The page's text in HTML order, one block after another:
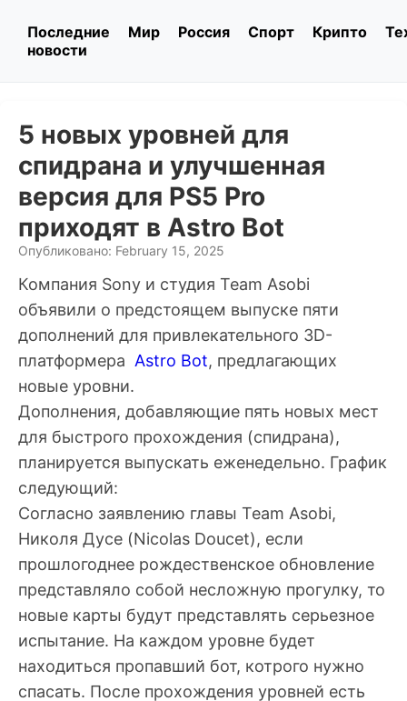
Последние
новости
Мир Россия Спорт Крипто
5 новых уровней для
спидрана и улучшенная
версия для PS5 Pro
приходят в Astro Bot
Опубликовано: February 15, 2025
Компания Sony и студия Team Asobi
объявили о предстоящем выпуске пяти
дополнений для привлекательного 3D-
платформера Astro Bot, предлагающих
новые уровни.
Дополнения, добавляющие пять новых мест
для быстрого прохождения (спидрана),
планируется выпускать еженедельно. График
следующий:
Согласно заявлению главы Team Asobi,
Николя Дусе (Nicolas Doucet), если
прошлогоднее рождественское обновление
представляло собой несложную прогулку, то
новые карты будут представлять серьезное
испытание. На каждом уровне будет
находиться пропавший бот, котрого нужно
спасать. После прохождения уровней есть